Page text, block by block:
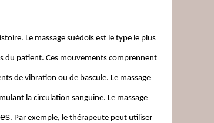
Le massage suédois est le type le plus
du patient. Ces mouvements comprennent
de vibration ou de bascule. Le massage
la circulation sanguine. Le massage
. Par exemple, le thérapeute peut utiliser